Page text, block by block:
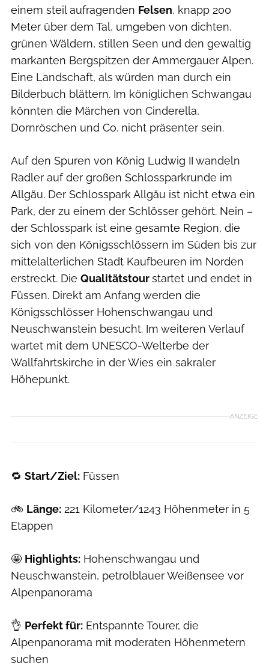
einem steil aufragenden Felsen, knapp 200
Meter über dem Tal, umgeben von dichten,
grünen Wäldern, stillen Seen und den gewaltig
markanten Bergspitzen der Ammergauer Alpen.
Eine Landschaft, als würden man durch ein
Bilderbuch blättern. Im königlichen Schwangau
könnten die Märchen von Cinderella,
Dornröschen und Co. nicht präsenter sein.
Auf den Spuren von König Ludwig II wandeln
Radler auf der großen Schlossparkrunde im
Allgäu. Der Schlosspark Allgäu ist nicht etwa ein
Park, der zu einem der Schlösser gehört. Nein –
der Schlosspark ist eine gesamte Region, die
sich von den Königsschlössern im Süden bis zur
mittelalterlichen Stadt Kaufbeuren im Norden
erstreckt. Die Qualitätstourstartet und endet in
Füssen. Direkt am Anfang werden die
Königsschlösser Hohenschwangau und
Neuschwanstein besucht. Im weiteren Verlauf
wartet mit dem UNESCO-Welterbe der
Wallfahrtskirche in der Wies ein sakraler
Höhepunkt.
ANZEIGE
🔁 Start/Ziel: Füssen
🚲 Länge: 221 Kilometer/1243 Höhenmeter in 5
Etappen
🤩 Highlights: Hohenschwangau und
Neuschwanstein, petrolblauer Weißensee vor
Alpenpanorama
👌 Perfekt für: Entspannte Tourer, die
Alpenpanorama mit moderaten Höhenmetern
suchen